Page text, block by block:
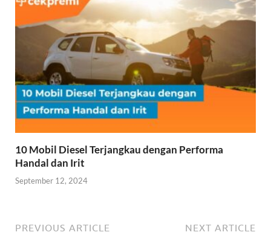
10 Mobil Diesel Terjangkau dengan Performa
Handal dan Irit
September 12, 2024
PREVIOUS ARTICLE NEXT ARTICLE